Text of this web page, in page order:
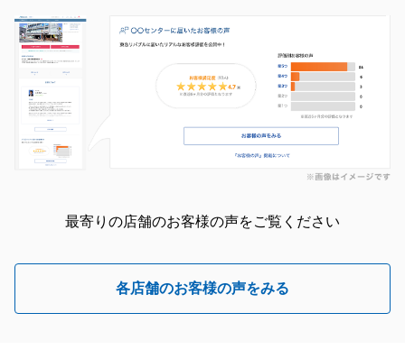
最寄りの店舗のお客様の声をご覧ください
各店舗のお客様の声をみる